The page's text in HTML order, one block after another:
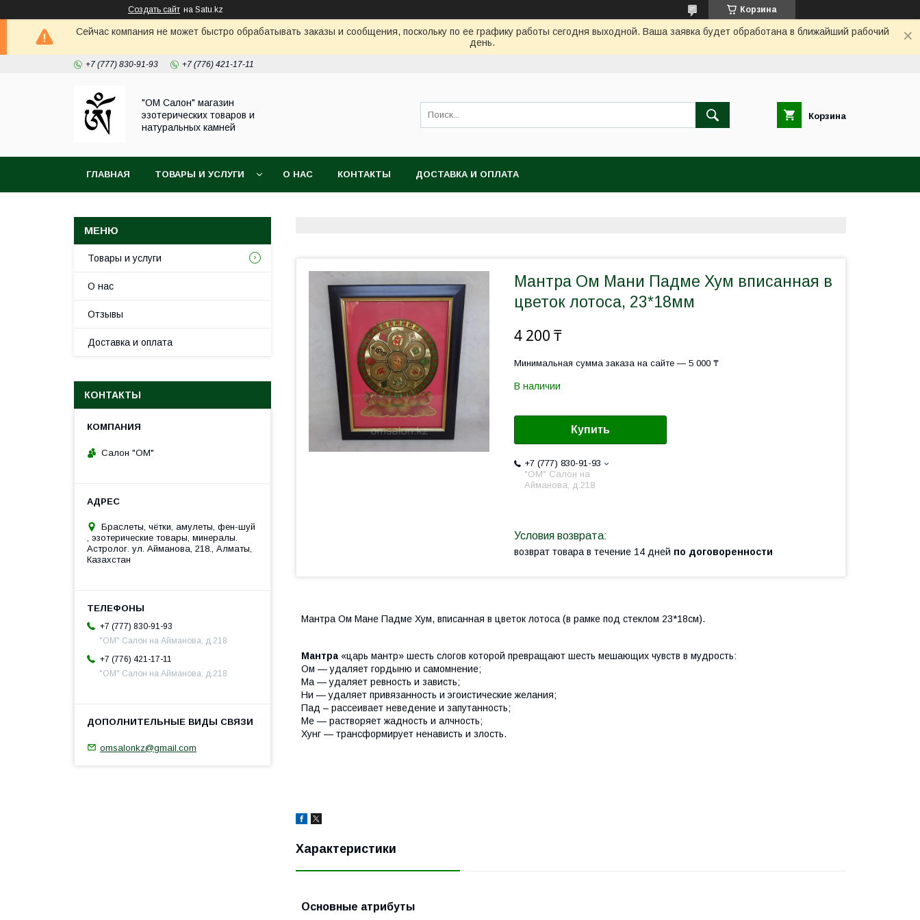
Создать сайт на Satu.kz Корзина
Сейчас компания не может быстро обрабатывать заказы и сообщения, поскольку по ее графику работы сегодня выходной. Ваша заявка будет обработана в ближайший рабочий
день.
+7 (777) 830-91-93 +7 (776) 421-17-11
"ОМ Салон" магазин
эзотерических товаров и
натуральных камней
Корзина
ГЛАВНАЯ ТОВАРЫ И УСЛУГИ О НАС КОНТАКТЫ ДОСТАВКА И ОПЛАТА
Мантра Ом Мани Падме Хум вписанная в
цветок лотоса, 23*18мм
4 200 ₸
Минимальная сумма заказа на сайте — 5 000 ₸
В наличии
Купить
+7 (777) 830-91-93
"ОМ" Салон на
Айманова, д.218
возврат товара в течение 14 дней по договоренности
Мантра Ом Мане Падме Хум, вписанная в цветок лотоса (в рамке под стеклом 23*18см).
Мантра «царь мантр» шесть слогов которой превращают шесть мешающих чувств в мудрость:
Ом — удаляет гордыню и самомнение;
Ма — удаляет ревность и зависть;
Ни — удаляет привязанность и эгоистические желания;
Пад – рассеивает неведение и запутанность;
Ме — растворяет жадность и алчность;
Хунг — трансформирует ненависть и злость.
Характеристики
Основные атрибуты
Товары и услуги
О нас
Отзывы
Доставка и оплата
КОНТАКТЫ
Салон "ОМ"
Браслеты, чётки, амулеты, фен-шуй
, эзотерические товары, минералы.
Астролог. ул. Айманова, 218., Алматы,
Казахстан
+7 (777) 830-91-93
"ОМ" Салон на Айманова, д.218
+7 (776) 421-17-11
"ОМ" Салон на Айманова, д.218
omsalonkz@gmail.com